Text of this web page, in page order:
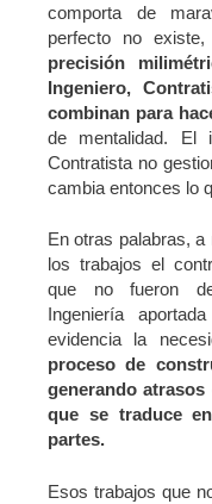
comporta de
perfecto no
precisión
Ingeniero,
combinan para
de mentalidad. El
Contratista no
cambia entonces lo
En otras palabras,
los trabajos el
que no fueron
Ingeniería
evidencia la
proceso de
generando
que se traduce
partes.
Esos trabajos que